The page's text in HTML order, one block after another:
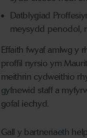
Datblygiad
meysydd penodol,
Effaith fwyaf amlwg y
proffil nyrsio ym
meithrin cydweithio
gyfnewid staff a
gofal iechyd.
Gall y bartneriaeth